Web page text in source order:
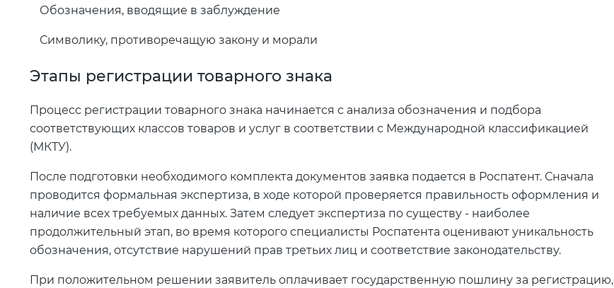
Обозначения, вводящие в заблуждение
Символику, противоречащую закону и морали
Этапы регистрации товарного знака
Процесс регистрации товарного знака начинается с анализа обозначения и подбора
соответствующих классов товаров и услуг в соответствии с Международной классификацией
(МКТУ).
После подготовки необходимого комплекта документов заявка подается в Роспатент. Сначала
проводится формальная экспертиза, в ходе которой проверяется правильность оформления и
наличие всех требуемых данных. Затем следует экспертиза по существу - наиболее
продолжительный этап, во время которого специалисты Роспатента оценивают уникальность
обозначения, отсутствие нарушений прав третьих лиц и соответствие законодательству.
При положительном решении заявитель оплачивает государственную пошлину за регистрацию,